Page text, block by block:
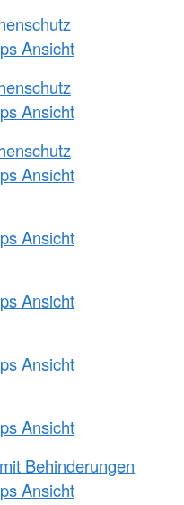
Ansicht
Ansicht
Ansicht
Ansicht
Ansicht
Ansicht
Ansicht
Behinderungen
Ansicht